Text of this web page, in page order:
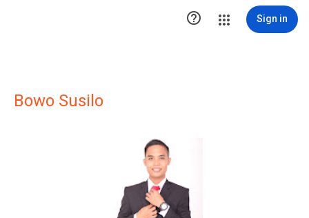
 Sign in
Bowo Susilo